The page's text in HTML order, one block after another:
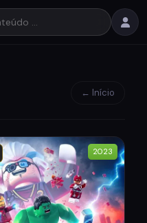
← Início
2023